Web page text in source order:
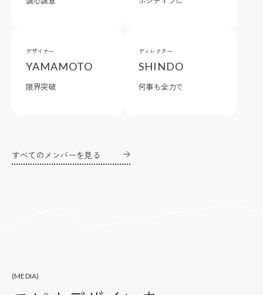
デザイナー
YAMAMOTO
限界突破
ディレクター
SHINDO
何事も全力で
すべてのメンバーを見る
(MEDIA)